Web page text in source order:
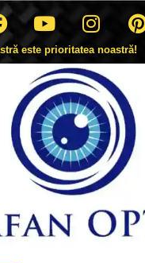
este prioritatea noastră!